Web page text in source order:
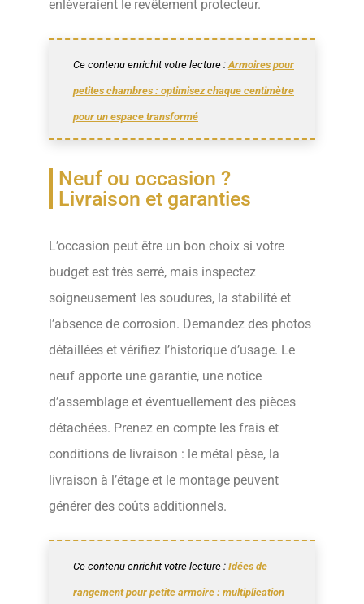
enlèveraient le revêtement protecteur.
Ce contenu enrichit votre lecture :Armoires pour
petites chambres : optimisez chaque centimètre
pour un espace transformé
Neuf ou occasion ?
Livraison et garanties
L’occasion peut être un bon choix si votre
budget est très serré, mais inspectez
soigneusement les soudures, la stabilité et
l’absence de corrosion. Demandez des photos
détaillées et vérifiez l’historique d’usage. Le
neuf apporte une garantie, une notice
d’assemblage et éventuellement des pièces
détachées. Prenez en compte les frais et
conditions de livraison : le métal pèse, la
livraison à l’étage et le montage peuvent
générer des coûts additionnels.
Ce contenu enrichit votre lecture : Idées de
rangement pour petite armoire : multiplication